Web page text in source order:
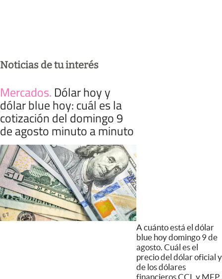
Noticias de tu interés
Mercados. Dólar hoy y
dólar blue hoy: cuál es la
cotización del domingo 9
de agosto minuto a minuto
A cuánto está el dólar
blue hoy domingo 9 de
agosto. Cuál es el
precio del dólar oficial y
de los dólares
financieros CCL y MEP.